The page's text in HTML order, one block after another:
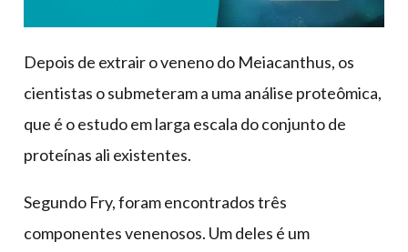
Depois de extrair o veneno do Meiacanthus, os
cientistas o submeteram a uma análise proteômica,
que é o estudo em larga escala do conjunto de
proteínas ali existentes.
Segundo Fry, foram encontrados três
componentes venenosos. Um deles é um